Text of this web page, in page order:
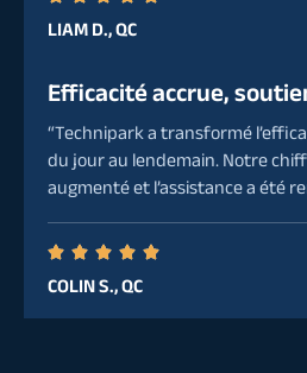
LIAM D., QC
Efficacité accrue,
“Technipark a transformé
du jour au lendemain. Notre
augmenté et l’assistance a été
COLIN S., QC